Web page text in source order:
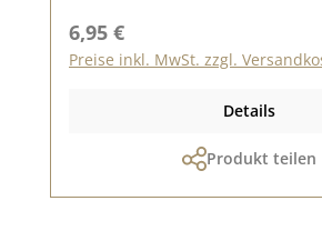
Regulärer Preis:
6,95 €
Preise inkl. MwSt. zzgl.
Details
Produkt teilen